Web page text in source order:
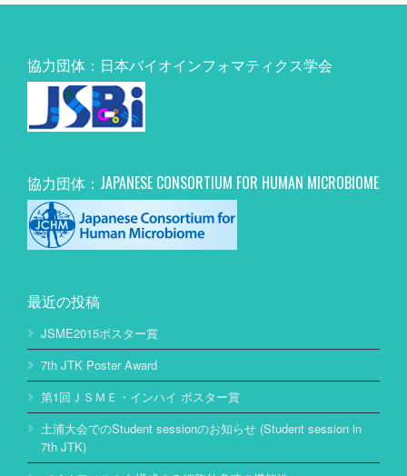
協力団体：日本バイオインフォマティクス学会
協力団体：JAPANESE CONSORTIUM FOR HUMAN MICROBIOME
最近の投稿
JSME2015ポスター賞
7th JTK Poster Award
第1回ＪＳＭＥ・インハイ ポスター賞
土浦大会でのStudent sessionのお知らせ (Student session in
7th JTK)